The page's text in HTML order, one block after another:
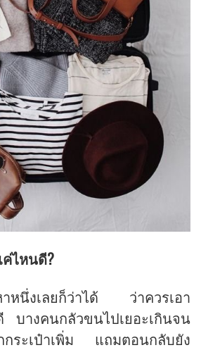
ไหนดี?
หนึ่งเลยก็ว่าได้ ว่าควรเอา
บางคนกลัวขนไปเยอะเกินจน
กระเป๋าเพิ่ม แถมตอนกลับยัง